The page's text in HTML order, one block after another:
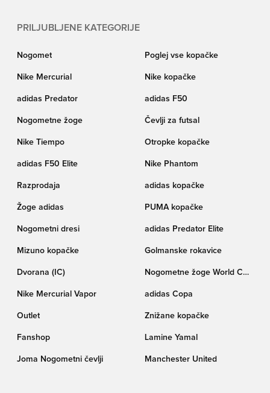
PRILJUBLJENE KATEGORIJE
Nogomet Poglej vse kopačke
Nike Mercurial Nike kopačke
adidas Predator adidas F50
Nogometne žoge Čevlji za futsal
Nike Tiempo Otropke kopačke
adidas F50 Elite Nike Phantom
Razprodaja adidas kopačke
Žoge adidas PUMA kopačke
Nogometni dresi adidas Predator Elite
Mizuno kopačke Golmanske rokavice
Dvorana (IC)
Nogometne žoge World Cup
Nike Mercurial Vapor
adidas Copa
Outlet Znižane kopačke
Fanshop Lamine Yamal
Joma Nogometni čevlji Manchester United